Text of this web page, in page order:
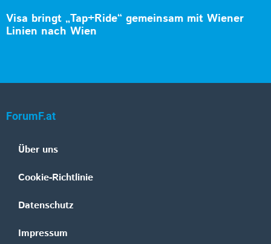
Visa bringt „Tap+Ride“ gemeinsam mit Wiener
Linien nach Wien
ForumF.at
Über uns
Cookie-Richtlinie
Datenschutz
Impressum